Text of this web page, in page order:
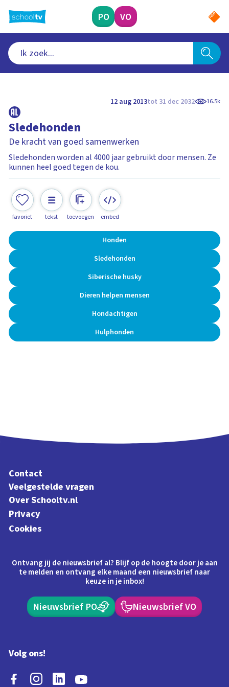
naar
hoofdinhoud
PO VO
12 aug 2013tot 31 dec 2032 16.5k
Sledehonden
De kracht van goed samenwerken
Sledehonden worden al 4000 jaar gebruikt door mensen. Ze
kunnen heel goed tegen de kou.
favoriet tekst toevoegen embed
Honden
Sledehonden
Siberische husky
Dieren helpen mensen
Hondachtigen
Hulphonden
Contact
Veelgestelde vragen
Over Schooltv.nl
Privacy
Cookies
Ontvang jij de nieuwsbrief al? Blijf op de hoogte door je aan
te melden en ontvang elke maand een nieuwsbrief naar
keuze in je inbox!
Nieuwsbrief PO Nieuwsbrief VO
Volg ons!